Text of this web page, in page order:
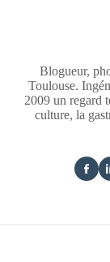
Blogueur,
Toulouse.
2009 un regard
culture, la